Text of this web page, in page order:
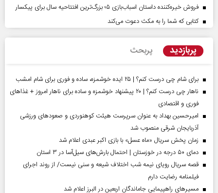
فروش خیره‌کننده داستان اسباب‌بازی ۵؛ بزرگ‌ترین افتتاحیه سال برای پیکسار
کتابی که شما را به مکث دعوت می‌کند
پربازدید پربحث
برای شام چی درست کنم؟ | ۲۵ ایده خوشمزه، ساده و فوری برای شام امشب
ناهار چی درست کنم؟ | ۲۰ پیشنهاد خوشمزه و ساده برای ناهار امروز + غذاهای
فوری و اقتصادی
امیرحسین بهداد به عنوان سرپرست هیئت کوهنوردی و صعودهای ورزشی
آذربایجان شرقی منصوب شد
زمان پخش سریال «ماه عسل» با بازی اکبر عبدی اعلام شد
دمای ۵۰ درجه در خوزستان | احتمال بارش‌های سیل‌آسا در ۳ استان
قصه سریال رویای نیمه شب اختلاف شیعه و سنی نیست/ از روند اجرای
فیلمنامه رضایت دارم
مسیر‌های راهپیمایی جاماندگان اربعین در البرز اعلام شد